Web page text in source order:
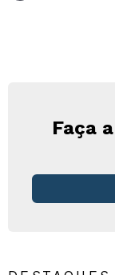
Faça